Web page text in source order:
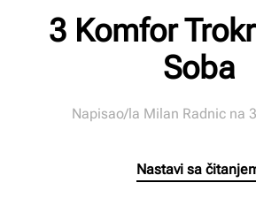
3 Komfor
Soba
Napisao/la Milan Radnicna
Nastavi sa